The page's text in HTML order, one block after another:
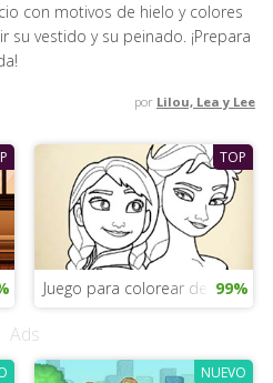
con motivos de hielo y colores
su vestido y su peinado. ¡Prepara
por Lilou, Lea y Lee
TOP
Juego para colorear de Elsa
99%
Ads
NUEVO